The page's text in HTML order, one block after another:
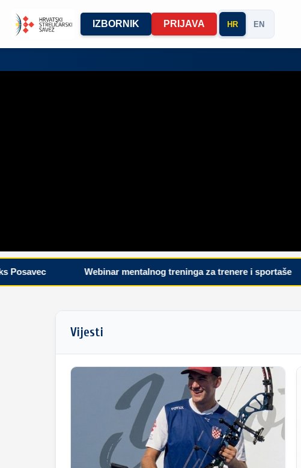
IZBORNIK PRIJAVA HR EN
Webinar mentalnog treninga za trenere i sportaše
Vijesti